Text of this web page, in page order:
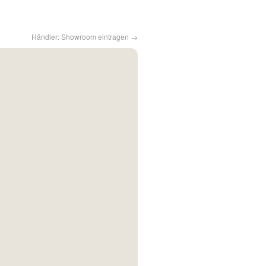
Händler: Showroom eintragen →